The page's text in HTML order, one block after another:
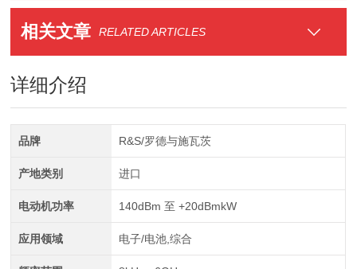
相关文章 RELATED ARTICLES
详细介绍
品牌 R&S/罗德与施瓦茨
产地类别 进口
电动机功率 140dBm 至 +20dBmkW
应用领域 电子/电池,综合